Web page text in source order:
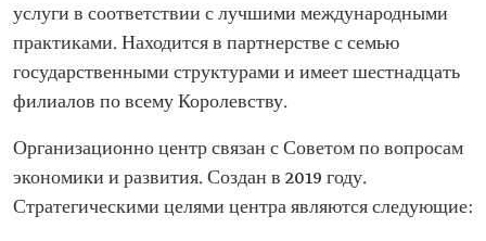
услуги в соответствии с лучшими международными
практиками. Находится в партнерстве с семью
государственными структурами и имеет шестнадцать
филиалов по всему Королевству.
Организационно центр связан с Советом по вопросам
экономики и развития. Создан в 2019 году.
Стратегическими целями центра являются следующие: